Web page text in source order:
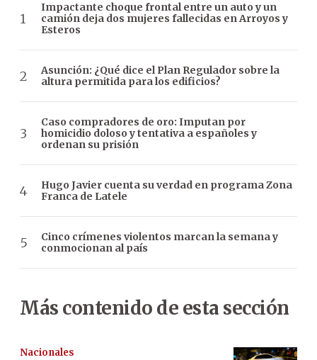
Impactante choque frontal entre un auto y un
camión deja dos mujeres fallecidas en Arroyos y
Esteros
Asunción: ¿Qué dice el Plan Regulador sobre la
altura permitida para los edificios?
Caso compradores de oro: Imputan por
homicidio doloso y tentativa a españoles y
ordenan su prisión
Hugo Javier cuenta su verdad en programa Zona
Franca de Latele
Cinco crímenes violentos marcan la semana y
conmocionan al país
Más contenido de esta sección
Nacionales